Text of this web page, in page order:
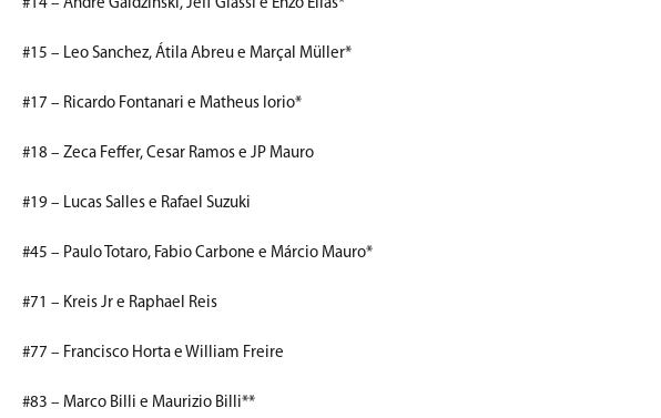
#14 – Andre Gaidzinski, Jeff Giassi e Enzo Elias*
#15 – Leo Sanchez, Átila Abreu e Marçal Müller*
#17 – Ricardo Fontanari e Matheus Iorio*
#18 – Zeca Feffer, Cesar Ramos e JP Mauro
#19 – Lucas Salles e Rafael Suzuki
#45 – Paulo Totaro, Fabio Carbone e Márcio Mauro*
#71 – Kreis Jr e Raphael Reis
#77 – Francisco Horta e William Freire
#83 – Marco Billi e Maurizio Billi**